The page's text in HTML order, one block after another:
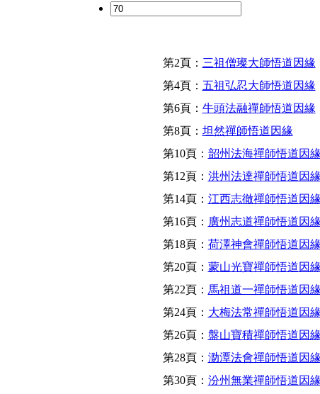
第2頁： 三祖僧璨大師悟道因緣
第4頁： 五祖弘忍大師悟道因緣
第6頁： 牛頭法融禪師悟道因緣
第8頁： 坦然禪師悟道因緣
第10頁： 韶州法海禪師悟道因緣
第12頁： 洪州法達禪師悟道因緣
第14頁： 江西志徹禪師悟道因緣
第16頁： 廣州志道禪師悟道因緣
第18頁： 荷澤神會禪師悟道因緣
第20頁： 蒙山光寶禪師悟道因緣
第22頁： 馬祖道一禪師悟道因緣
第24頁： 大梅法常禪師悟道因緣
第26頁： 盤山寶積禪師悟道因緣
第28頁： 泐潭法會禪師悟道因緣
第30頁： 汾州無業禪師悟道因緣